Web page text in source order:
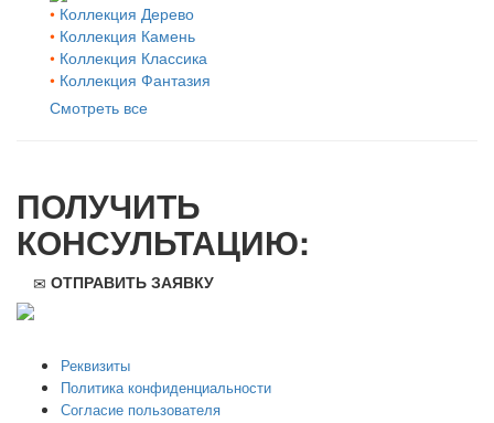
• Коллекция Дерево
• Коллекция Камень
• Коллекция Классика
• Коллекция Фантазия
Смотреть все
ПОЛУЧИТЬ
КОНСУЛЬТАЦИЮ:
ОТПРАВИТЬ ЗАЯВКУ
Реквизиты
Политика конфиденциальности
Согласие пользователя